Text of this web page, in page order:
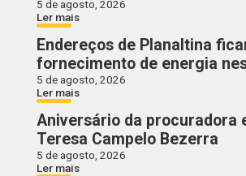
5 de agosto, 2026
Ler mais
Endereços de Planaltina
fornecimento de energia
5 de agosto, 2026
Ler mais
Aniversário da procuradora
Teresa Campelo Bezerra
5 de agosto, 2026
Ler mais